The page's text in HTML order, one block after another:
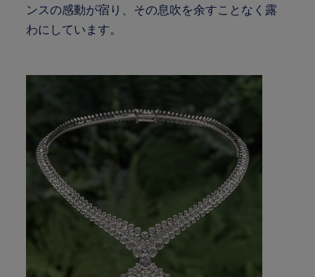
ンスの感動が宿り、その息吹を余すことなく露
わにしています。